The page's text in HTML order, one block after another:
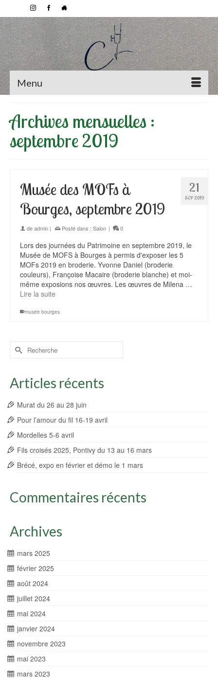
Menu
Archives mensuelles :
septembre 2019
21
SEP 2019
Musée des MOFs à
Bourges, septembre 2019
deadmin | Posté dans : Salon | 0
Lors des journées du Patrimoine en septembre 2019, le
Musée de MOFS à Bourges à permis d'exposer les 5
MOFs 2019 en broderie. Yvonne Daniel (broderie
couleurs), Françoise Macaire (broderie blanche) et moi-
même exposions nos œuvres. Les œuvres de Milena …
Lire la suite
musée bourges
Rechercher :
Articles récents
Murat du 26 au 28 juin
Pour l’amour du fil 16-19 avril
Mordelles 5-6 avril
Fils croisés 2025, Pontivy du 13 au 16 mars
Brécé, expo en février et démo le 1 mars
Commentaires récents
Archives
mars 2025
février 2025
août 2024
juillet 2024
mai 2024
janvier 2024
novembre 2023
mai 2023
mars 2023